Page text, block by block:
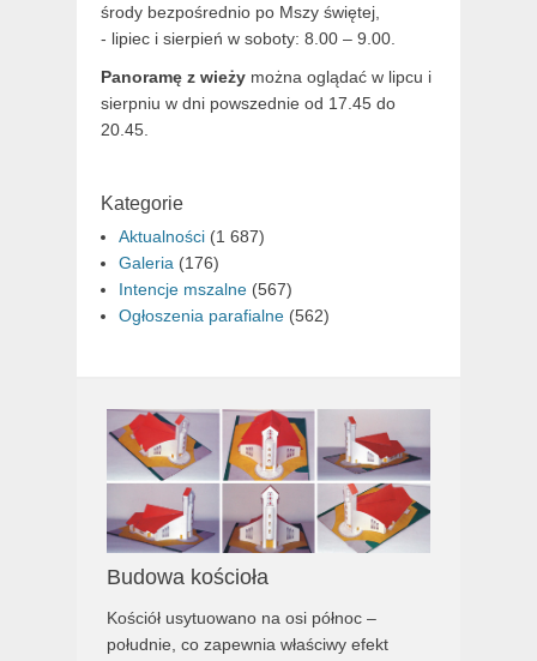
środy bezpośrednio po Mszy świętej,
- lipiec i sierpień w soboty: 8.00 – 9.00.
Panoramę z wieży można oglądać w lipcu i
sierpniu w dni powszednie od 17.45 do
20.45.
Kategorie
Aktualności (1 687)
Galeria (176)
Intencje mszalne (567)
Ogłoszenia parafialne (562)
Budowa kościoła
Kościół usytuowano na osi północ –
południe, co zapewnia właściwy efekt